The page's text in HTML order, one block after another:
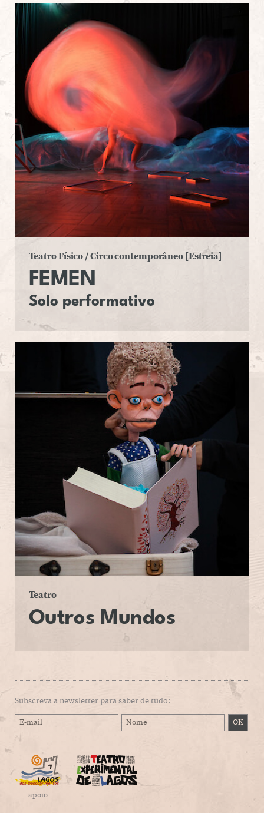
Teatro Físico / Circo contemporâneo[Estreia]
FEMEN
Solo per­for­ma­tivo
Teatro
Outros Mundos
apoio
Subscreva a newsletter para saber de tudo: